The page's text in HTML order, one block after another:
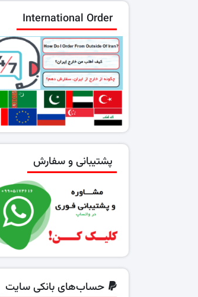
International Order
پشتیبانی و سفارش
حساب‌های بانکی سایت